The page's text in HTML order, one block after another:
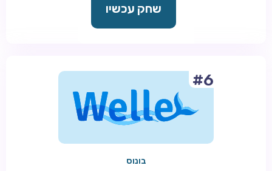
שחק עכשיו
#6
בונוס